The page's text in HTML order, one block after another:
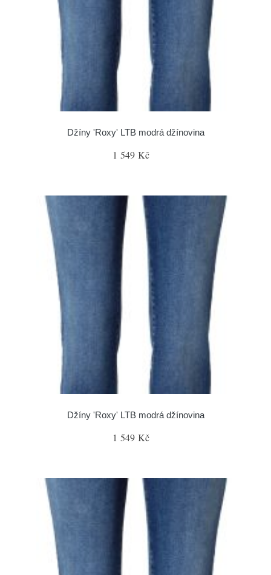
Džíny 'Roxy' LTB modrá džínovina
1 549 Kč
Džíny 'Roxy' LTB modrá džínovina
1 549 Kč